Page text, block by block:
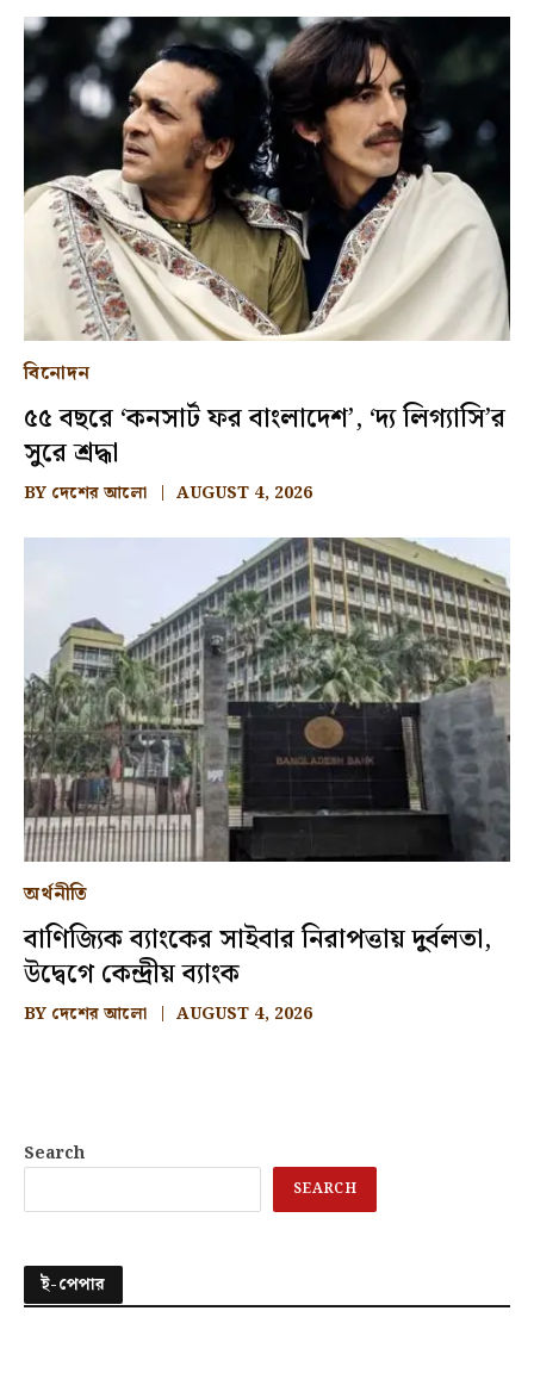
বিনোদন
৫৫ বছরে ‘কনসার্ট ফর বাংলাদেশ’, ‘দ্য লিগ্যাসি’র
সুরে শ্রদ্ধা
BY দেশের আলো AUGUST 4, 2026
অর্থনীতি
বাণিজ্যিক ব্যাংকের সাইবার নিরাপত্তায় দুর্বলতা,
উদ্বেগে কেন্দ্রীয় ব্যাংক
BY দেশের আলো AUGUST 4, 2026
Search
SEARCH
ই-পেপার